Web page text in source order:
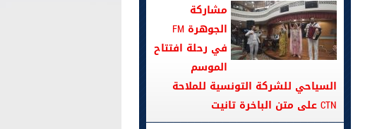
مشاركة
الجوهرة FM
في رحلة افتتاح
الموسم
السياحي للشركة التونسية للملاحة
CTN على متن الباخرة تانيت